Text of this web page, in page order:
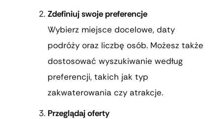
Zdefiniuj swoje preferencje
Wybierz miejsce docelowe, daty
podróży oraz liczbę osób. Możesz także
dostosować wyszukiwanie według
preferencji, takich jak typ
zakwaterowania czy atrakcje.
Przeglądaj oferty